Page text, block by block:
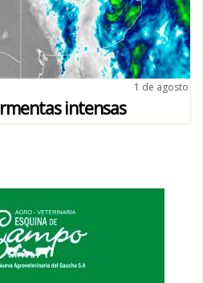
1 de agosto
intensas